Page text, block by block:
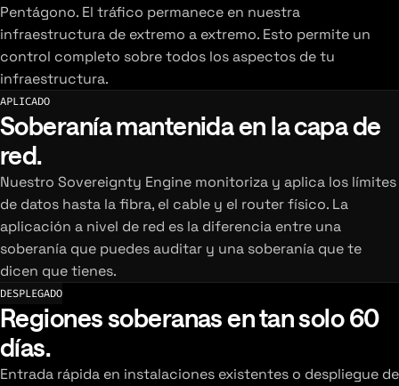
Pentágono. El tráfico permanece en nuestra
infraestructura de extremo a extremo. Esto permite un
control completo sobre todos los aspectos de tu
infraestructura.
APLICADO
Soberanía mantenida en la capa de
red.
Nuestro Sovereignty Engine monitoriza y aplica los límites
de datos hasta la fibra, el cable y el router físico. La
aplicación a nivel de red es la diferencia entre una
soberanía que puedes auditar y una soberanía que te
dicen que tienes.
DESPLEGADO
Regiones soberanas en tan solo 60
días.
Entrada rápida en instalaciones existentes o despliegue de